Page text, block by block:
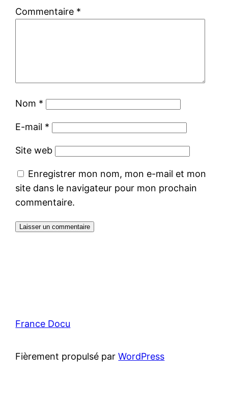
Commentaire *
Nom *
E-mail *
Site web
Enregistrer mon nom, mon e-mail et mon
site dans le navigateur pour mon prochain
commentaire.
France Docu
Fièrement propulsé parWordPress